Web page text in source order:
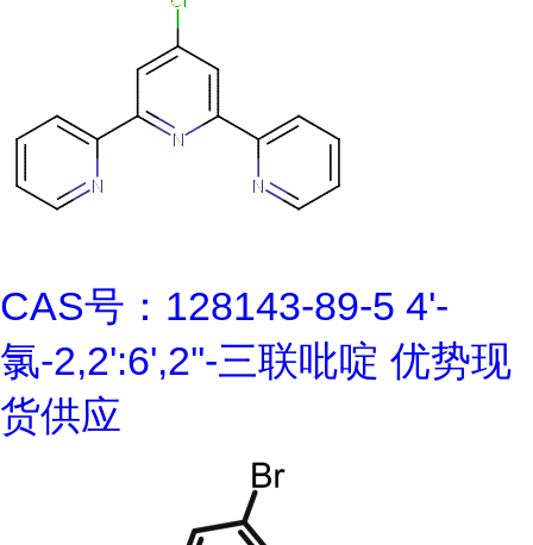
CAS号：128143-89-5 4'-
氯-2,2':6',2''-三联吡啶 优势现
货供应